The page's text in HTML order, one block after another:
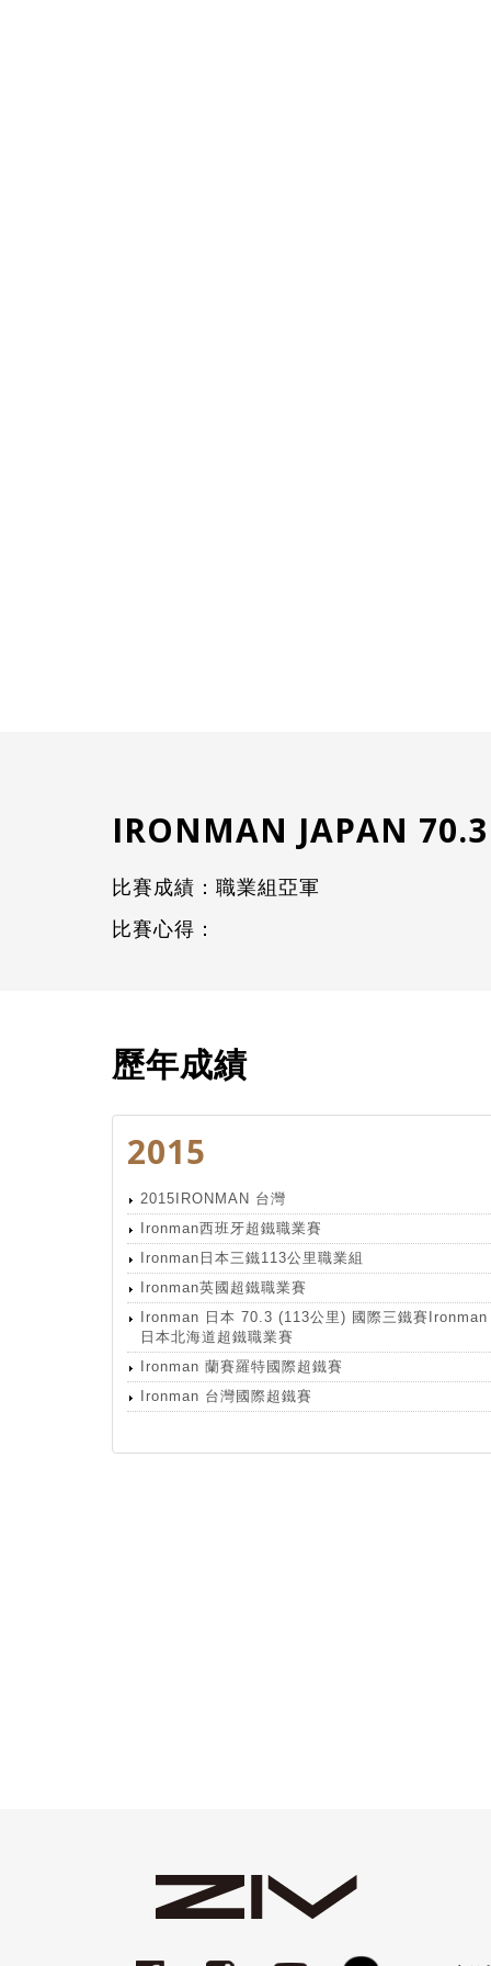
IRONMAN JAPAN
比賽成績：職業組亞軍
比賽心得：
歷年成績
2015
2015IRONMAN 台灣
Ironman西班牙超鐵職業賽
Ironman日本三鐵113公里職業組
Ironman英國超鐵職業賽
Ironman 日本 70.3 (113公里) 國際三鐵賽Ironman
日本北海道超鐵職業賽
Ironman 蘭賽羅特國際超鐵賽
Ironman 台灣國際超鐵賽